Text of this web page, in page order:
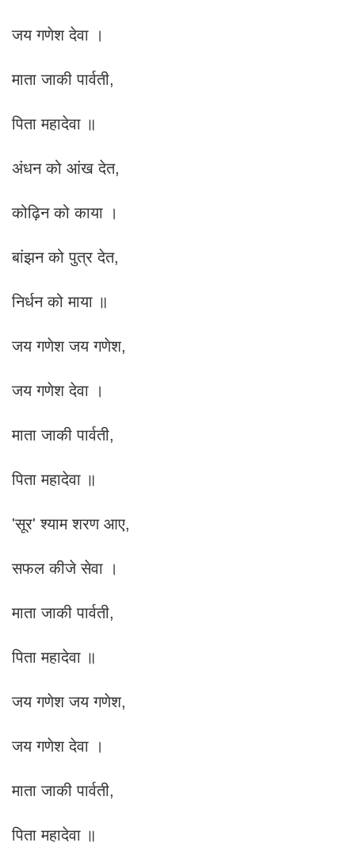
जय गणेश देवा ।
माता जाकी पार्वती,
पिता महादेवा ॥
अंधन को आंख देत,
कोढ़िन को काया ।
बांझन को पुत्र देत,
निर्धन को माया ॥
जय गणेश जय गणेश,
जय गणेश देवा ।
माता जाकी पार्वती,
पिता महादेवा ॥
'सूर' श्याम शरण आए,
सफल कीजे सेवा ।
माता जाकी पार्वती,
पिता महादेवा ॥
जय गणेश जय गणेश,
जय गणेश देवा ।
माता जाकी पार्वती,
पिता महादेवा ॥